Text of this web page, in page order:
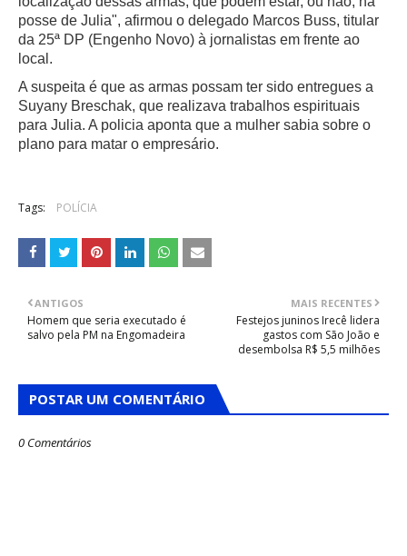
posse de Julia", afirmou o delegado Marcos Buss, titular
da 25ª DP (Engenho Novo) à jornalistas em frente ao
local.
A suspeita é que as armas possam ter sido entregues a
Suyany Breschak, que realizava trabalhos espirituais
para Julia. A policia aponta que a mulher sabia sobre o
plano para matar o empresário.
Tags: POLÍCIA
MAIS RECENTES
Festejos juninos Irecê lidera
gastos com São João e
desembolsa R$ 5,5 milhões
ANTIGOS
Homem que seria executado é
salvo pela PM na Engomadeira
POSTAR UM COMENTÁRIO
0 Comentários